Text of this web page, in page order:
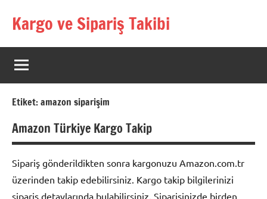
Kargo ve Sipariş Takibi
Kargo
Takip
Rehberi
Etiket:amazon siparişim
Amazon Türkiye Kargo Takip
Sipariş gönderildikten sonra kargonuzu Amazon.com.tr
üzerinden takip edebilirsiniz. Kargo takip bilgilerinizi
sipariş detaylarında bulabilirsiniz. Siparişinizde birden